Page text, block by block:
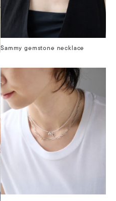
Sammy gemstone necklace